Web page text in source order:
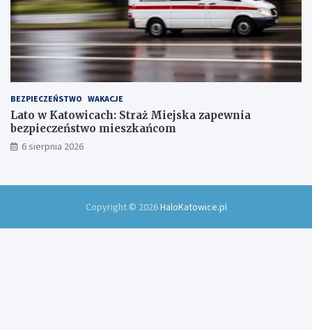
BEZPIECZEŃSTWO WAKACJE
Lato w Katowicach: Straż Miejska zapewnia
bezpieczeństwo mieszkańcom
6 sierpnia 2026
Copyright © 2026HaloKatowice.pl